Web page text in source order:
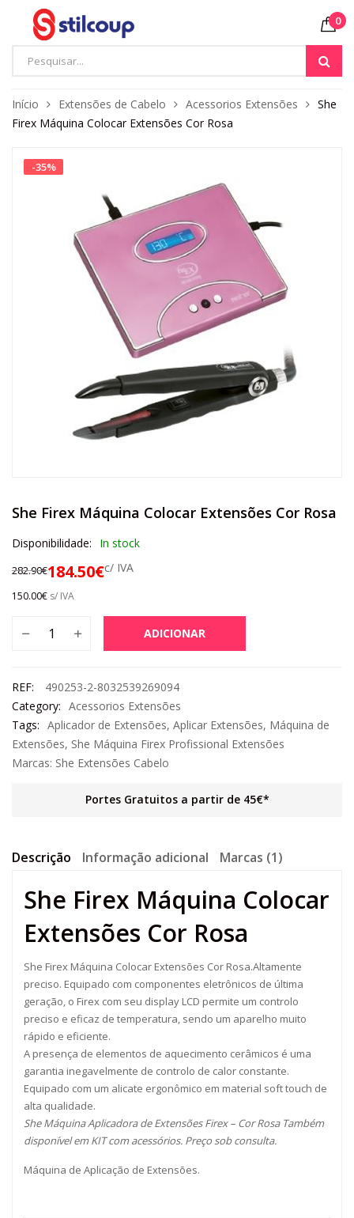
0
Início Extensões de Cabelo Acessorios Extensões
She
Firex Máquina Colocar Extensões Cor Rosa
-35%
She Firex Máquina Colocar Extensões Cor Rosa
Disponibilidade: In stock
282.90€184.50€c/ IVA
150.00€ s/ IVA
ADICIONAR
REF:
490253-2-8032539269094
Category: Acessorios Extensões
Tags: Aplicador de Extensões, Aplicar Extensões, Máquina de
Extensões, She Máquina Firex Profissional Extensões
Marcas: She Extensões Cabelo
Portes Gratuitos a partir de 45€*
Descrição Informação adicional Marcas (1)
She Firex Máquina Colocar
Extensões Cor Rosa
She Firex Máquina Colocar Extensões Cor Rosa.Altamente
preciso. Equipado com componentes eletrônicos de última
geração, o Firex com seu display LCD permite um controlo
preciso e eficaz de temperatura, sendo um aparelho muito
rápido e eficiente.
A presença de elementos de aquecimento cerâmicos é uma
garantia inegavelmente de controlo de calor constante.
Equipado com um alicate ergonômico em material soft touch de
alta qualidade.
She Máquina Aplicadora de Extensões Firex – Cor Rosa Também
disponível em KIT com acessórios. Preço sob consulta.
Máquina de Aplicação de Extensões.